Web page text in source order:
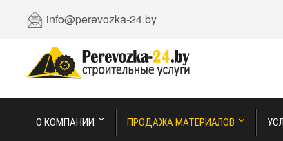
info@perevozka-24.by
О КОМПАНИИ ПРОДАЖА МАТЕРИАЛОВ